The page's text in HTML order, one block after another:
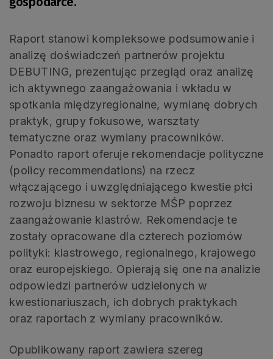
Raport stanowi kompleksowe podsumowanie i
analizę doświadczeń partnerów projektu
DEBUTING, prezentując przegląd oraz analizę
ich aktywnego zaangażowania i wkładu w
spotkania międzyregionalne, wymianę dobrych
praktyk, grupy fokusowe, warsztaty
tematyczne oraz wymiany pracowników.
Ponadto raport oferuje rekomendacje polityczne
(policy recommendations) na rzecz
włączającego i uwzględniającego kwestie płci
rozwoju biznesu w sektorze MŚP poprzez
zaangażowanie klastrów. Rekomendacje te
zostały opracowane dla czterech poziomów
polityki: klastrowego, regionalnego, krajowego
oraz europejskiego. Opierają się one na analizie
odpowiedzi partnerów udzielonych w
kwestionariuszach, ich dobrych praktykach
oraz raportach z wymiany pracowników.
Opublikowany raport zawiera szereg